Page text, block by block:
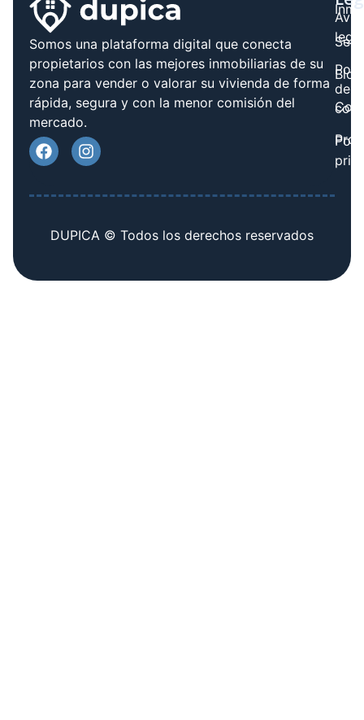
Somos una plataforma digital que conecta
propietarios con las mejores inmobiliarias de su
zona para vender o valorar su vivienda de forma
rápida, segura y con la menor comisión del
mercado.
Blog
legal
de
DUPICA © Todos los derechos reservados